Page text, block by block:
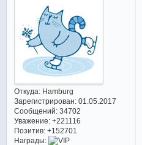
Откуда:Hamburg
Зарегистрирован: 01.05.2017
Сообщений:34702
Уважение: +221116
Позитив: +152701
Награды: